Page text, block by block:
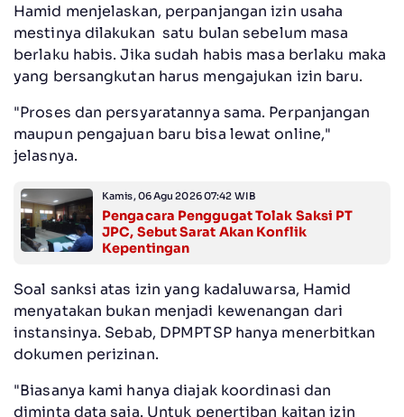
‎Hamid menjelaskan, perpanjangan izin usaha
mestinya dilakukan satu bulan sebelum masa
berlaku habis. Jika sudah habis masa berlaku maka
yang bersangkutan harus mengajukan izin baru.
‎"Proses dan persyaratannya sama. Perpanjangan
maupun pengajuan baru bisa lewat online,"
jelasnya.
Kamis, 06 Agu 2026 07:42 WIB
Pengacara Penggugat Tolak Saksi PT
JPC, Sebut Sarat Akan Konflik
Kepentingan
‎Soal sanksi atas izin yang kadaluwarsa, Hamid
menyatakan bukan menjadi kewenangan dari
instansinya. Sebab, DPMPTSP hanya menerbitkan
dokumen perizinan.
‎"Biasanya kami hanya diajak koordinasi dan
diminta data saja. Untuk penertiban kaitan izin